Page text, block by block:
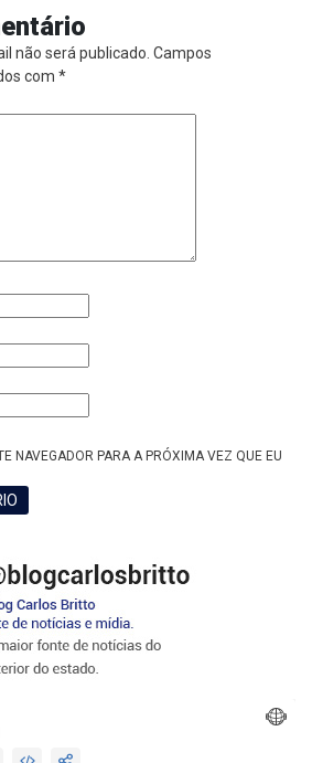
não será publicado. Campos
com *
NAVEGADOR PARA A PRÓXIMA VEZ QUE EU